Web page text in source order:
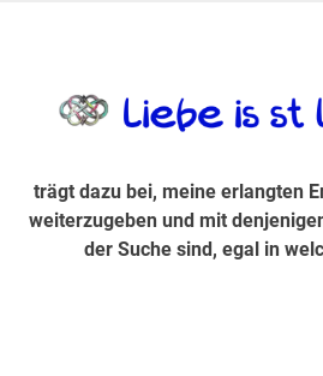
Suche sind, egal in
trägt dazu bei, meine erlangten
weiterzugeben und mit
der Suche sind, egal in